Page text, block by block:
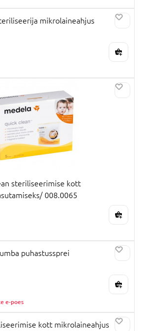
mikrolaineahjus
steriliseerimise kott
008.0065
puhastussprei
e-poes
kott mikrolaineahjus